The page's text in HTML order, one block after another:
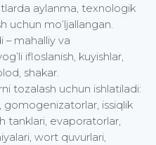
aylanma, texnologik
uchun mo’ljallangan.
– mahalliy va
ifloslanish, kuyishlar,
shakar.
tozalash uchun ishlatiladi:
gomogenizatorlar, issiqlik
tanklari, evaporatorlar,
wort quvurlari,